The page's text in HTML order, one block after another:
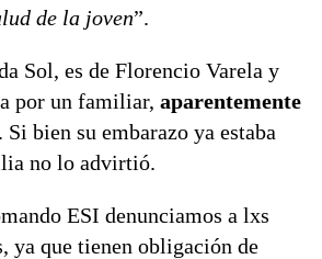
de la joven”.
Sol, es de Florencio Varela y
por un familiar, aparentemente
. Si bien su embarazo ya estaba
no lo advirtió.
ESI denunciamos a lxs
ya que tienen obligación de